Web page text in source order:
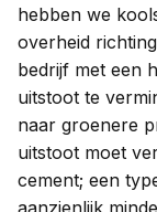
hebben we
overheid
bedrijf met een
uitstoot te
naar groenere
uitstoot moet
cement; een